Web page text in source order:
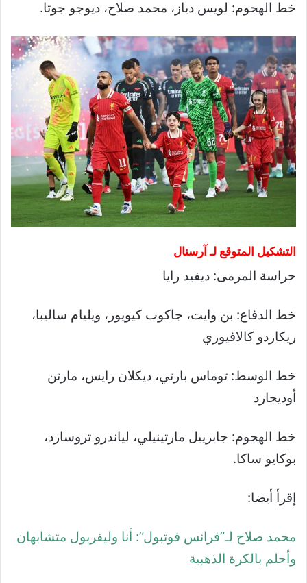
خط الهجوم: لويس دياز، محمد صلاح، ديوجو جوتا.
التشكيل المتوقع لـ آرسنال
حراسة المرمى: ديفيد رايا
خط الدفاع: بن وايت، جاكوب كيويور، ويليام ساليبا،
ريكاردو كالافيوري
خط الوسط: توماس بارتي، ديكلان رايس، مارتن
أوديجارد
خط الهجوم: جابرييل مارتينيلي، لياندرو تروسارد،
بوكايو ساكا.
إقرأ أيضا:
محمد صلاح لـ”فرانس فوتبول”: أنا وليفربول متشابهان
وأحلم بالكرة الذهبية